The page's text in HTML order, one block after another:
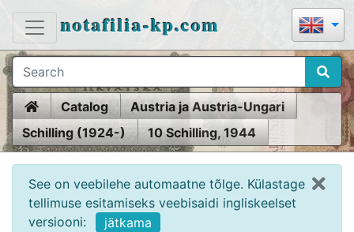
notafilia-kp.com
HomeCatalog
Austria ja Austria-Ungari
Schilling (1924-)
10 Schilling, 1944
See on veebilehe automaatne tõlge. Külastage
tellimuse esitamiseks veebisaidi ingliskeelset
versiooni:
jätkama